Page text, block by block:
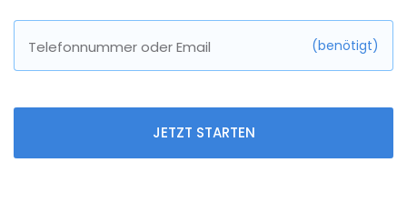
Telefonnummer oder Email (benötigt)
JETZT STARTEN